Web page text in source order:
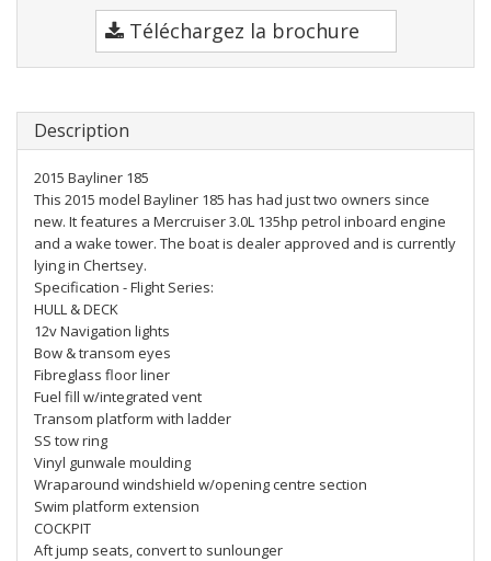
Téléchargez la brochure
Description
2015 Bayliner 185
This 2015 model Bayliner 185 has had just two owners since
new. It features a Mercruiser 3.0L 135hp petrol inboard engine
and a wake tower. The boat is dealer approved and is currently
lying in Chertsey.
Specification - Flight Series:
HULL & DECK
12v Navigation lights
Bow & transom eyes
Fibreglass floor liner
Fuel fill w/integrated vent
Transom platform with ladder
SS tow ring
Vinyl gunwale moulding
Wraparound windshield w/opening centre section
Swim platform extension
COCKPIT
Aft jump seats, convert to sunlounger